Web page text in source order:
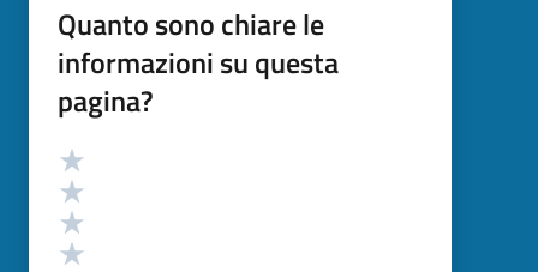
Quanto sono chiare le
informazioni su questa
pagina?
Valutazione